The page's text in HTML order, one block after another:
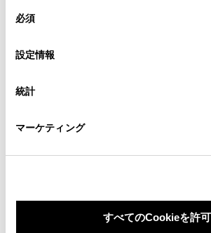
デバイスにすべてのCookie(クッキー)が保
意したことになります。Cookie(クッキー
設定の変更、同意を撤回したりするにあ
「Cookie（クッキー）情報の取り扱いにつ
必須
設定情報
統計
マーケティング
すべてのCookieを許可
任意 建物名